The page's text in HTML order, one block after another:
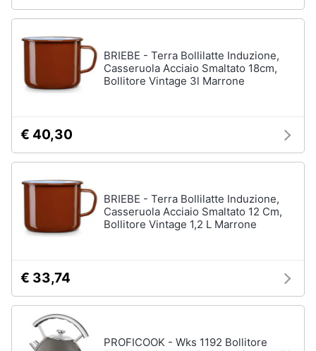
Vedi
tutti
BRIEBE - Terra Bollilatte Induzione,
Casseruola Acciaio Smaltato 18cm,
Bollitore Vintage 3l Marrone
€ 40,30
BRIEBE - Terra Bollilatte Induzione,
Casseruola Acciaio Smaltato 12 Cm,
Bollitore Vintage 1,2 L Marrone
€ 33,74
PROFICOOK - Wks 1192 Bollitore